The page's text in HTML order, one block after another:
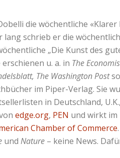
die wöchentliche
lang schrieb er die
„Die Kunst des
u. a. in The
The Washington Post
im Piper-Verlag. Sie
in Deutschland,
edge.org, PEN und wirkt im
Chamber of Commerce
und Nature – keine News.